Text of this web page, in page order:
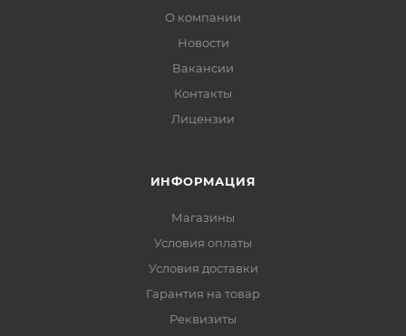
О компании
Новости
Вакансии
Контакты
Лицензии
ИНФОРМАЦИЯ
Магазины
Условия оплаты
Условия доставки
Гарантия на товар
Реквизиты